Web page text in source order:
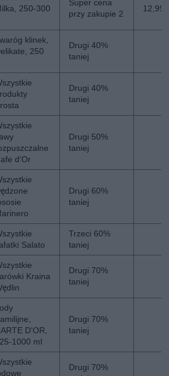
250-300
Super cena
przy zakupie 2
12,99
klinek,
250
Drugi 40%
taniej
Drugi 40%
taniej
d’Or
Drugi 50%
taniej
Drugi 60%
taniej
Salato
Trzeci 60%
taniej
Kraina
Drugi 70%
taniej
D’OR,
1000 ml
Drugi 70%
taniej
Drugi 70%